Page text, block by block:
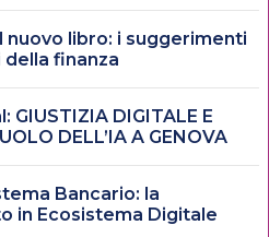
nuovo libro: i suggerimenti
finanza
GIUSTIZIA DIGITALE E
DELL’IA A GENOVA
Bancario: la
in Ecosistema Digitale